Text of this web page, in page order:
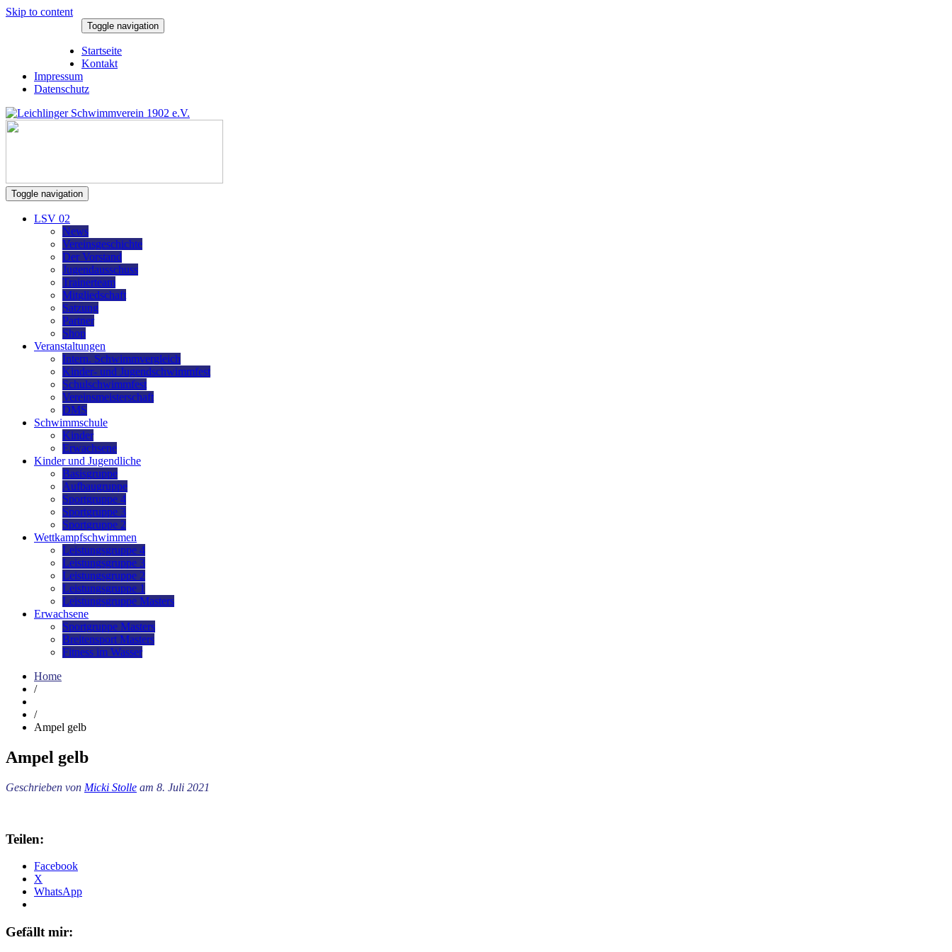
Skip to content
Toggle navigation
Startseite
Kontakt
Impressum
Datenschutz
Toggle navigation
LSV 02
News
Vereinsgeschichte
Der Vorstand
Jugendausschuss
Trainerteam
Mitgliedschaft
Satzung
Partner
Shop
Veranstaltungen
Intern. Schwimmvergleich
Kinder- und Jugendschwimmfest
Schulschwimmfest
Vereinsmeisterschaft
DMS
Schwimmschule
Kinder
Erwachsene
Kinder und Jugendliche
Basisgruppe
Aufbaugruppe
Sportgruppe 4
Sportgruppe 3
Sportgruppe 2
Wettkampfschwimmen
Leistungsgruppe 4
Leistungsgruppe 3
Leistungsgruppe 2
Leistungsgruppe 1
Leistungsgruppe Masters
Erwachsene
Sportgruppe Masters
Breitensport Masters
Fitness im Wasser
Home
/
/
Ampel gelb
Ampel gelb
Geschrieben von Micki Stolle am 8. Juli 2021
Teilen:
Facebook
X
WhatsApp
Gefällt mir: